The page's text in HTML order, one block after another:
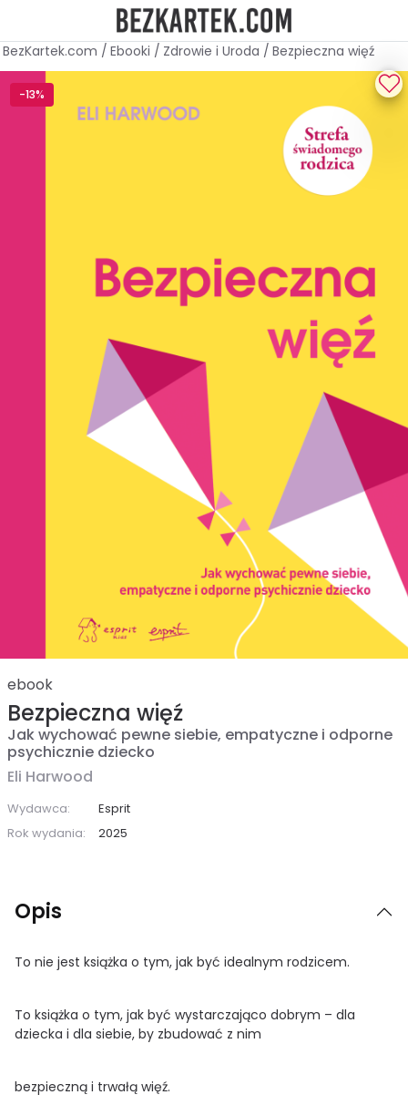
BezKartek.com / Ebooki / Zdrowie i Uroda / Bezpieczna więź
-13%
ebook
Bezpieczna więź
Jak wychować pewne siebie, empatyczne i odporne
psychicznie dziecko
Eli Harwood
Wydawca:
Esprit
Rok wydania:
2025
Opis
To nie jest książka o tym, jak być idealnym rodzicem.
To książka o tym, jak być wystarczająco dobrym – dla
dziecka i dla siebie, by zbudować z nim
bezpieczną i trwałą więź.